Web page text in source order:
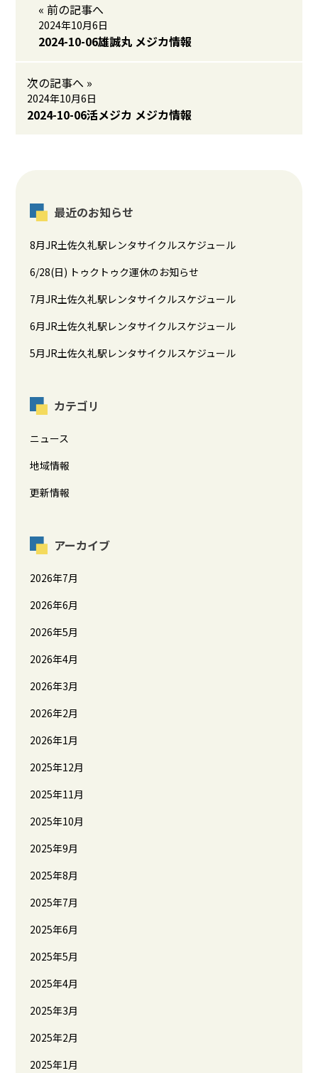
« 前の記事へ
2024年10月6日
2024-10-06雄誠丸 メジカ情報
次の記事へ »
2024年10月6日
2024-10-06活メジカ メジカ情報
最近のお知らせ
8月JR土佐久礼駅レンタサイクルスケジュール
6/28(日) トゥクトゥク運休のお知らせ
7月JR土佐久礼駅レンタサイクルスケジュール
6月JR土佐久礼駅レンタサイクルスケジュール
5月JR土佐久礼駅レンタサイクルスケジュール
カテゴリ
ニュース
地域情報
更新情報
アーカイブ
2026年7月
2026年6月
2026年5月
2026年4月
2026年3月
2026年2月
2026年1月
2025年12月
2025年11月
2025年10月
2025年9月
2025年8月
2025年7月
2025年6月
2025年5月
2025年4月
2025年3月
2025年2月
2025年1月